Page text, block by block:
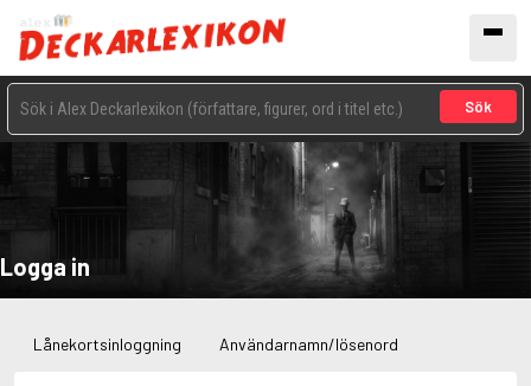
Sök
Logga in
Lånekortsinloggning Användarnamn/lösenord